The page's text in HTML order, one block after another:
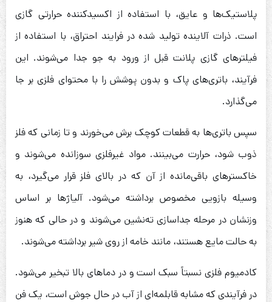
پلاستیک‌ها و عایق، با استفاده از اکسیدکننده حرارتی گازی
است. ذرات آلاینده تولید شده در فرایند احتراق، با استفاده از
فیلترهای گازی پلانت قبل از ورود به جو جدا می‌شوند. این
فرآیند، باتری‌های پاک و بدون پوشش را با محتوای فلزی بر جا
می‌گذارد.
سپس باتری‌ها به قطعات کوچک برش می‌خورند و تا زمانی که فلز
ذوب شود، حرارت می‌بینند. مواد غیرفلزی سوزانده می‌شوند و
خاکسترهای باقی‌مانده از آن که در بالای فلز قرار می‌گیرد، به
وسیله بازویی مخصوص برداشته می‌شود. آلیاژها بر اساس
وزنشان در مرحله جداسازی ته‌نشین می‌شوند و در حالی که هنوز
به حالت مایع هستند، مانند خامه از روی شیر برداشته می‌شوند.
کادمیوم فلزی نسبتاً سبک است و در دماهای بالا تبخیر می‌شود.
در فرآیندی که مشابه قابلمه‌ای از آب در حال جوش است، یک فن